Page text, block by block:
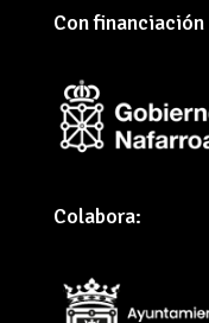
Con financiación
Colabora: